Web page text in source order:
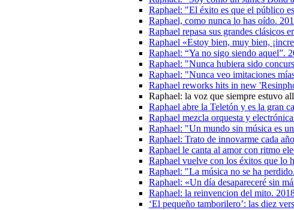
Raphael: "El éxito es que el público
Raphael, como nunca lo has oído.
Raphael repasa sus grandes clásicos
Raphael «Estoy bien, muy bien,
Raphael: “Ya no sigo siendo aquel”.
Raphael: "Nunca hubiera sido
Raphael: "Nunca veo imitaciones
Raphael reworks hits in new
Raphael: la voz que siempre estuvo
Raphael abre la Teletón y es la gran
Raphael mezcla orquesta y
Raphael: "Un mundo sin música es
Raphael: Trato de innovarme cada
Raphael le canta al amor con ritmo
Raphael vuelve con los éxitos que lo
Raphael: "La música no se ha
Raphael: «Un día desapareceré sin
Raphael: la reinvencion del mito.
‘El pequeño tamborilero’: las diez